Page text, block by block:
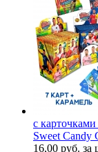
с
Sweet Candy
16,00 руб. за